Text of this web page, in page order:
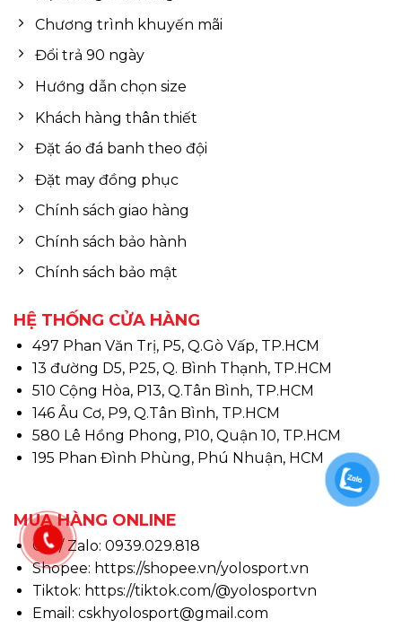
Chương trình khuyến mãi
Đổi trả 90 ngày
Hướng dẫn chọn size
Khách hàng thân thiết
Đặt áo đá banh theo đội
Đặt may đồng phục
Chính sách giao hàng
Chính sách bảo hành
Chính sách bảo mật
HỆ THỐNG CỬA HÀNG
497 Phan Văn Trị, P5, Q.Gò Vấp, TP.HCM
13 đường D5, P25, Q. Bình Thạnh, TP.HCM
510 Cộng Hòa, P13, Q.Tân Bình, TP.HCM
146 Âu Cơ, P9, Q.Tân Bình, TP.HCM
580 Lê Hồng Phong, P10, Quận 10, TP.HCM
195 Phan Đình Phùng, Phú Nhuận, HCM
MUA HÀNG ONLINE
Call/ Zalo: 0939.029.818
Shopee: https://shopee.vn/yolosport.vn
Tiktok: https://tiktok.com/@yolosportvn
Email: cskhyolosport@gmail.com